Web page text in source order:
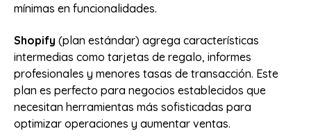
mínimas en funcionalidades.
Shopify (plan estándar) agrega características
intermedias como tarjetas de regalo, informes
profesionales y menores tasas de transacción. Este
plan es perfecto para negocios establecidos que
necesitan herramientas más sofisticadas para
optimizar operaciones y aumentar ventas.